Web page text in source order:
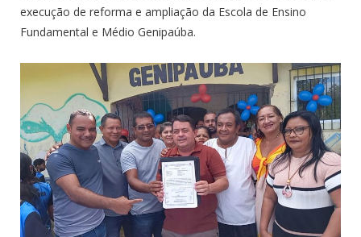
execução de reforma e ampliação da Escola de Ensino
Fundamental e Médio Genipaúba.